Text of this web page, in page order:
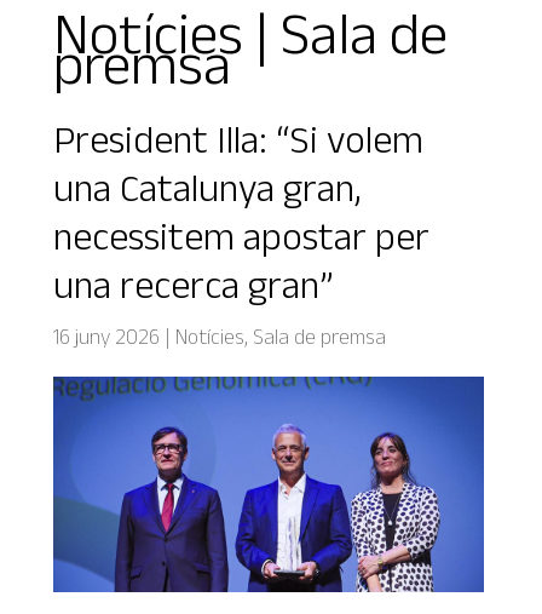
Notícies | Sala de
premsa
President Illa: “Si volem
una Catalunya gran,
necessitem apostar per
una recerca gran”
16 juny 2026 Notícies, Sala de premsa